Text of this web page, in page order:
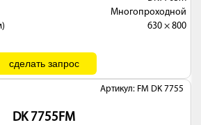
Многопроходной
630 × 800
Артикул: FM DK 7755
DK 7755FМ